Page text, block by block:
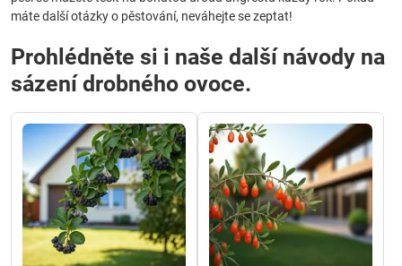
máte další otázky o pěstování, neváhejte se zeptat!
Prohlédněte si i naše další návody na
sázení drobného ovoce.